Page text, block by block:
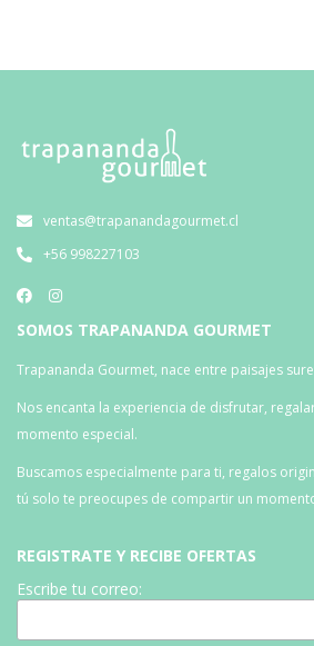
ventas@trapanandagourmet.cl
+56 998227103
SOMOS TRAPANANDA GOURMET
Trapananda Gourmet, nace entre paisajes
Nos encanta la experiencia de disfrutar,
momento especial.
Buscamos especialmente para ti, regalos
tú solo te preocupes de compartir un
REGISTRATE Y RECIBE OFERTAS
Escribe tu correo: